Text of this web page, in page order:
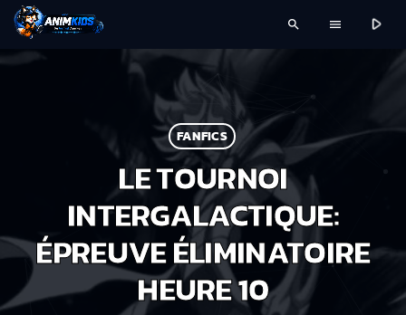
search menu play_arrow
FANFICS
LE TOURNOI
INTERGALACTIQUE:
ÉPREUVE ÉLIMINATOIRE
HEURE 10